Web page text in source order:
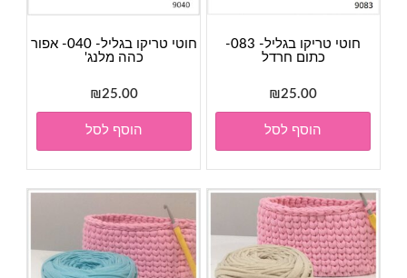
חוטי טריקו בגליל- 083-
כתום חרדל
₪25.00
הוסף לסל
חוטי טריקו בגליל- 040- אפור
כהה מלנג'
₪25.00
הוסף לסל